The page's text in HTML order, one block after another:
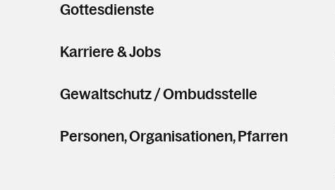
Gottesdienste
Karriere & Jobs
Gewaltschutz / Ombudsstelle
Personen, Organisationen, Pfarren